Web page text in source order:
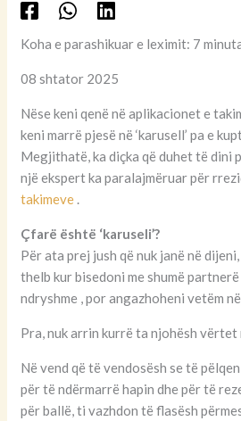
Koha e parashikuar e leximit: 7
08 shtator 2025
Nëse keni qenë në aplikacionet e
keni marrë pjesë në ‘karusell’ pa e
Megjithatë, ka diçka që duhet të dini
një ekspert ka paralajmëruar për
takimeve .
Çfarë është ‘karuseli’?
Për ata prej jush që nuk janë në
thelb kur bisedoni me shumë
ndryshme , por angazhoheni vetëm
Pra, nuk arrin kurrë ta njohësh vërtet
Në vend që të vendosësh se të
për të ndërmarrë hapin dhe për të
për ballë, ti vazhdon të flasësh